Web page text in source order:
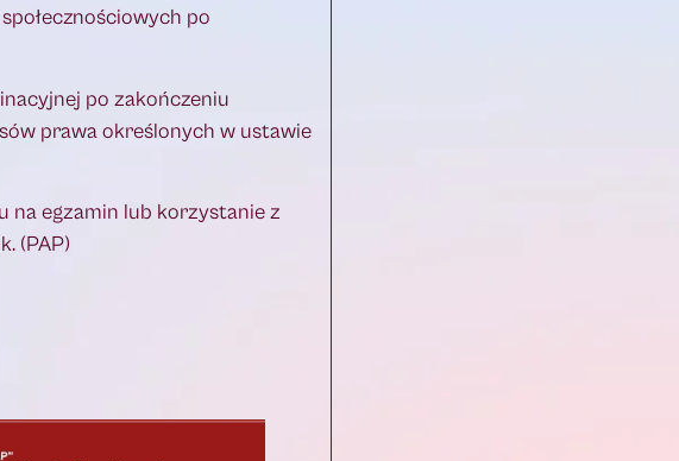
po
po zakończeniu
prawa określonych w ustawie
na egzamin lub korzystanie z
(PAP)